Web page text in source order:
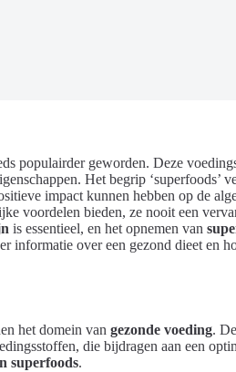
populairder geworden. Deze
Het begrip ‘superfoods’
impact kunnen hebben op de
voordelen bieden, ze nooit een
is essentieel, en het opnemen van
informatie over een gezond dieet en
het domein van gezonde voeding.
die bijdragen aan een
superfoods.